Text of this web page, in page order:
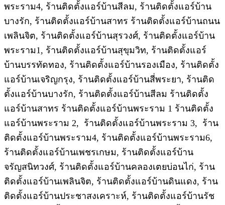
พระราม4, ร้านติดตั้งแอร์บ้านสีลม, ร้านติดตั้งแอร์บ้าน
บางรัก, ร้านติดตั้งแอร์บ้านสาทร ร้านติดตั้งแอร์บ้านถนน
เพลินจิต, ร้านติดตั้งแอร์บ้านสุรวงศ์, ร้านติดตั้งแอร์บ้าน
พระราม1, ร้านติดตั้งแอร์บ้านสุขุมวิท, ร้านติดตั้งแอร์
บ้านบรรทัดทอง, ร้านติดตั้งแอร์บ้านรองเมือง, ร้านติดตั้ง
แอร์บ้านเจริญกรุง, ร้านติดตั้งแอร์บ้านสี่พระยา, ร้านติด
ตั้งแอร์บ้านบางรัก, ร้านติดตั้งแอร์บ้านสีลม ร้านติดตั้ง
แอร์บ้านสาทร ร้านติดตั้งแอร์บ้านพระราม 1 ร้านติดตั้ง
แอร์บ้านพระราม 2, ร้านติดตั้งแอร์บ้านพระราม 3, ร้าน
ติดตั้งแอร์บ้านพระราม4, ร้านติดตั้งแอร์บ้านพระราม6,
ร้านติดตั้งแอร์บ้านเพชรเกษม, ร้านติดตั้งแอร์บ้าน
จรัญสนิทวงศ์, ร้านติดตั้งแอร์บ้านคลองเตยบ่อนไก่, ร้าน
ติดตั้งแอร์บ้านเพลินจิต, ร้านติดตั้งแอร์บ้านดินแดง, ร้าน
ติดตั้งแอร์บ้านประชาสงเคราะห์, ร้านติดตั้งแอร์บ้านรัช